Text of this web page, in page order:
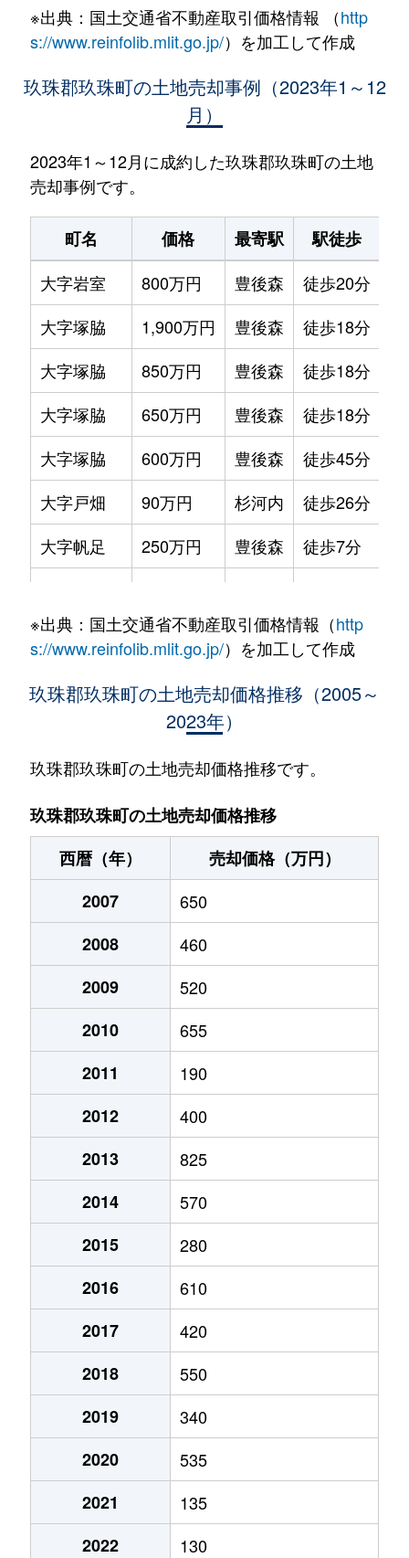
※出典：国土交通省不動産取引価格情報 （http
s://www.reinfolib.mlit.go.jp/）を加工して作成
玖珠郡玖珠町の土地売却事例（2023年1～12
月）
2023年1～12月に成約した玖珠郡玖珠町の土地
売却事例です。
町名 価格 最寄駅 駅徒歩
大字岩室
800万円 豊後森 徒歩20分
大字塚脇
1,900万円 豊後森 徒歩18分
大字塚脇
850万円 豊後森 徒歩18分
大字塚脇
650万円 豊後森 徒歩18分
大字塚脇
600万円 豊後森 徒歩45分
大字戸畑
90万円 杉河内 徒歩26分
大字帆足
250万円 豊後森 徒歩7分
※出典：国土交通省不動産取引価格情報（http
s://www.reinfolib.mlit.go.jp/）を加工して作成
玖珠郡玖珠町の土地売却価格推移（2005～
2023年）
玖珠郡玖珠町の土地売却価格推移です。
玖珠郡玖珠町の土地売却価格推移
西暦（年）
売却価格（万円）
2007
650
2008
460
2009
520
2010
655
2011
190
2012
400
2013
825
2014
570
2015
280
2016
610
2017
420
2018
550
2019
340
2020
535
2021
135
2022
130